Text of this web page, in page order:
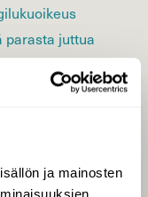
ja mainosten
parasta juttua
LUONNON­